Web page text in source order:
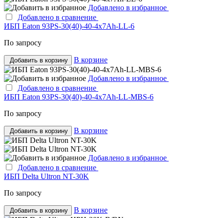
Добавлено в избранное
Добавлено в сравнение
ИБП Eaton 93PS-30(40)-40-4x7Ah-LL-6
По запросу
Добавить в корзину В корзине
Добавлено в избранное
Добавлено в сравнение
ИБП Eaton 93PS-30(40)-40-4x7Ah-LL-MBS-6
По запросу
Добавить в корзину В корзине
Добавлено в избранное
Добавлено в сравнение
ИБП Delta Ultron NT-30K
По запросу
Добавить в корзину В корзине